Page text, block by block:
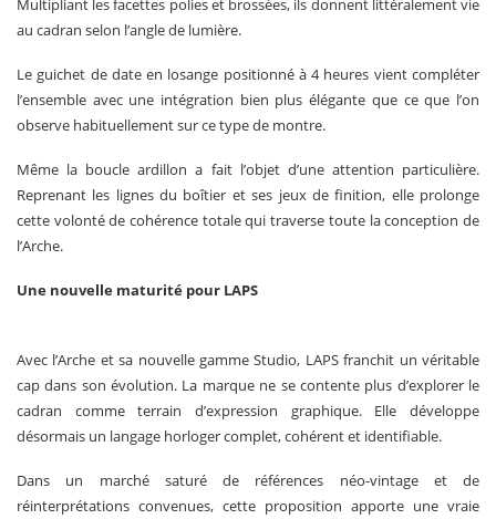
Multipliant les facettes polies et brossées, ils donnent littéralement vie
au cadran selon l’angle de lumière.
Le guichet de date en losange positionné à 4 heures vient compléter
l’ensemble avec une intégration bien plus élégante que ce que l’on
observe habituellement sur ce type de montre.
Même la boucle ardillon a fait l’objet d’une attention particulière.
Reprenant les lignes du boîtier et ses jeux de finition, elle prolonge
cette volonté de cohérence totale qui traverse toute la conception de
l’Arche.
Une nouvelle maturité pour LAPS
Avec l’Arche et sa nouvelle gamme Studio, LAPS franchit un véritable
cap dans son évolution. La marque ne se contente plus d’explorer le
cadran comme terrain d’expression graphique. Elle développe
désormais un langage horloger complet, cohérent et identifiable.
Dans un marché saturé de références néo-vintage et de
réinterprétations convenues, cette proposition apporte une vraie